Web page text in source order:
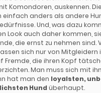
Komondoren, auskennen.
einfach anders als andere
Und, was dazu
Look auch daher kommen,
die ernst zu nehmen sind.
sich nur von Mitgleidern
Fremde, die ihren Kopf
Man muss sich mit
hat man den loyalsten,
Hund überhaupt.